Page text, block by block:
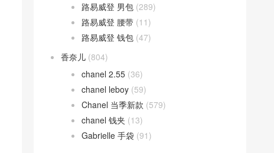
路易威登 男包 (289)
路易威登 腰带 (11)
路易威登 钱包 (47)
香奈儿 (804)
chanel 2.55 (36)
chanel leboy (59)
Chanel 当季新款 (579)
chanel 钱夹 (13)
Gabrielle 手袋 (91)